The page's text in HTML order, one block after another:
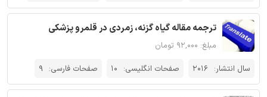
ترجمه مقاله گیاه گزنه، زمردی در قلمرو پزشکی
مبلغ: ۹۲,۰۰۰ تومان
سال انتشار: 2016 صفحات انگلیسی: 10 صفحات فارسی: 9